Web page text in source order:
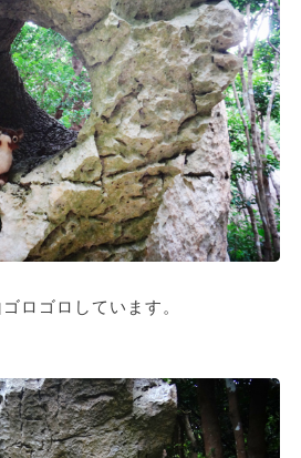
ロゴロしています。